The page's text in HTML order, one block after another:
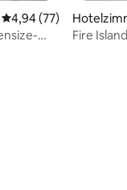
Durchschnittliche
4,94 (77)
Fire